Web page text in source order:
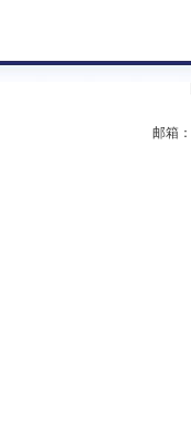
邮箱：